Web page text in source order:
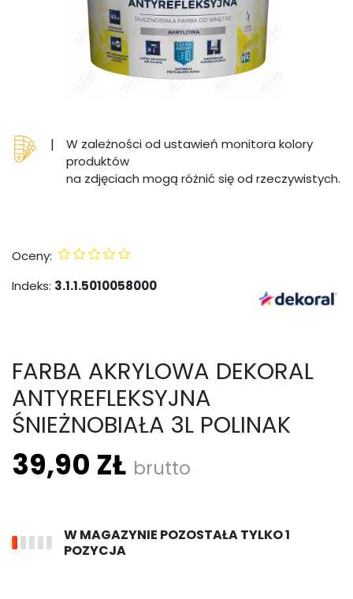
|
W zależności od ustawień monitora kolory
produktów
na zdjęciach mogą różnić się od rzeczywistych.
Oceny:
Indeks: 3.1.1.5010058000
FARBA AKRYLOWA DEKORAL
ANTYREFLEKSYJNA
ŚNIEŻNOBIAŁA 3L POLINAK
39,90 ZŁ brutto
W MAGAZYNIE POZOSTAŁA TYLKO 1
POZYCJA